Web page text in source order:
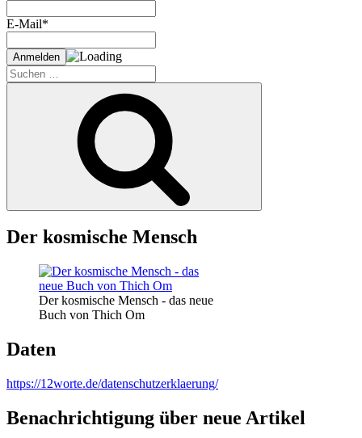
E-Mail*
Suche
nach:
Der kosmische Mensch
Der kosmische Mensch - das neue
Buch von Thich Om
Daten
https://12worte.de/datenschutzerklaerung/
Benachrichtigung über neue Artikel